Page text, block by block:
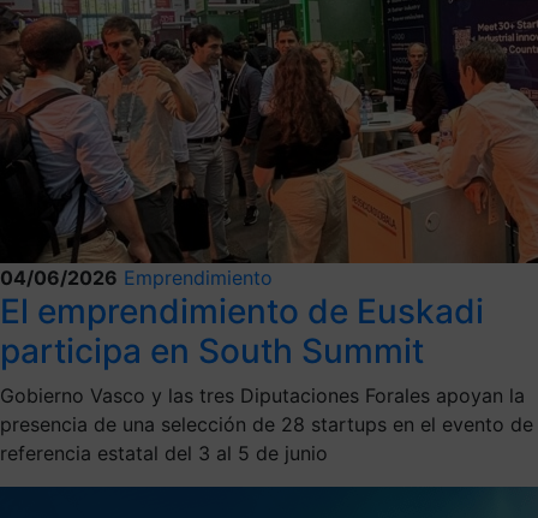
04/06/2026 Emprendimiento
El emprendimiento de Euskadi
participa en South Summit
Gobierno Vasco y las tres Diputaciones Forales apoyan la
presencia de una selección de 28 startups en el evento de
referencia estatal del 3 al 5 de junio